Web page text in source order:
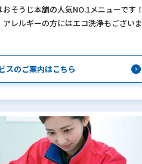
そうじ本舗の人気NO.1メニューです
レルギーの方にはエコ洗浄もございま
スのご案内はこちら